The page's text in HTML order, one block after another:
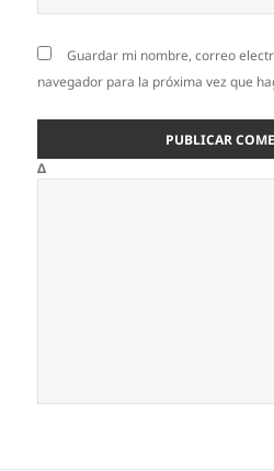
Guardar mi nombre, correo
navegador para la próxima vez que
Δ